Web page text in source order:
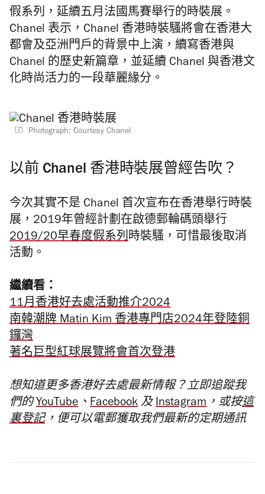
假系列，延續五月法國馬賽舉行的時裝展。
Chanel 表示，Chanel 香港時裝騷將會在香港大
都會及亞洲門戶的背景中上演，續寫香港與
Chanel 的歷史新篇章，並延續 Chanel 與香港文
化時尚活力的一段華麗緣分。
Photograph: Courtesy Chanel
以前 Chanel 香港時裝展曾經告吹？
今次其實不是 Chanel 首次宣布在香港舉行時裝
展，2019年曾經計劃在啟德郵輪碼頭舉行
2019/20早春度假系列時裝騷，可惜最後取消
活動。
繼續看：
11月香港好去處活動推介2024
南韓潮牌 Matin Kim 香港專門店2024年登陸銅
鑼灣
著名巨型紅球展覽將會首次登港
想知道更多香港好去處最新情報？立即追蹤我
們的 YouTube 、 Facebook 及 Instagram ，或按這
裏登記，便可以電郵獲取我們最新的定期通訊